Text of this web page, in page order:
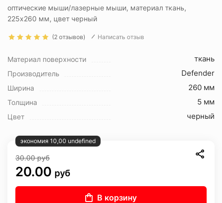
оптические мыши/лазерные мыши, материал ткань,
225x260 мм, цвет черный
(2 отзывов) Написать отзыв
Материал поверхности ткань
Производитель Defender
Ширина 260 мм
Толщина 5 мм
Цвет черный
экономия 10,00 undefined
30.00руб
20.00 руб
В корзину